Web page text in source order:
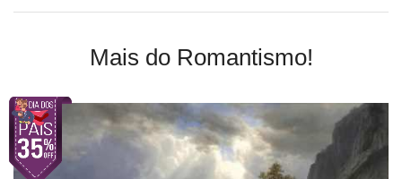
Mais do Romantismo!